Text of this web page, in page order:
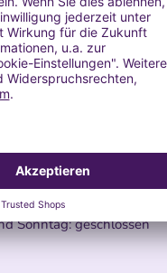
UNS
9:00–14:00
Sonntag: geschlossen